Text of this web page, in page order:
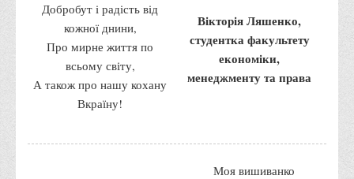
Закордонні партнери
Програми подвійного диплому
Програми стажування (міжнародна практика)
Міжнародні проєкти
Корисні посилання
Добробут і радість від
кожної днини,
Про мирне життя по
всьому світу,
А також про нашу кохану
Вкраїну!
Вікторія Ляшенко,
студентка факультету
економіки,
менеджменту та права
Моя вишиванко